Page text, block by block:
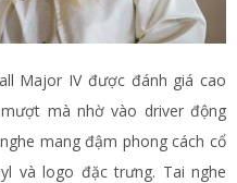
Major IV được đánh giá cao
mà nhờ vào driver động
mang đậm phong cách cổ
và logo đặc trưng. Tai nghe